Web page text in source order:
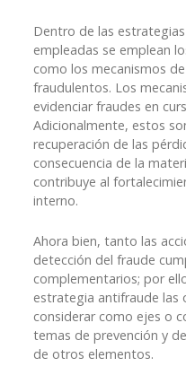
Dentro de las
empleadas se emplean
como los mecanismos
fraudulentos. Los
evidenciar fraudes en
Adicionalmente, estos
recuperación de las
consecuencia de la
contribuye al
interno.
Ahora bien, tanto las
detección del fraude
complementarios; por
estrategia antifraude las
considerar como ejes o
temas de prevención y
de otros elementos.